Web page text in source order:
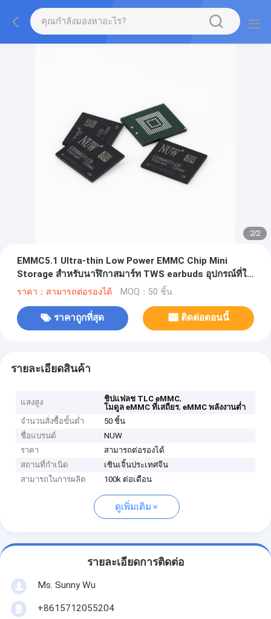
2/2
EMMC5.1 Ultra-thin Low Power EMMC Chip Mini
Storage สําหรับนาฬิกาสมาร์ท TWS earbuds อุปกรณ์ที่ใส่
ได้
ราคา：สามารถต่อรองได้ MOQ：50 ชิ้น
ราคาถูกที่สุด ติดต่อตอนนี้
รายละเอียดสินค้า
แสงสูง ชิปแฟลช TLC eMMC,
โมดูล eMMC ที่เสถียร,eMMC พลังงานต่ำ
จำนวนสั่งซื้อขั้นต่ำ
50 ชิ้น
ชื่อแบรนด์
NUW
ราคา
สามารถต่อรองได้
สถานที่กำเนิด
เซินเจิ้นประเทศจีน
สามารถในการผลิต
100k ต่อเดือน
ดูเพิ่มเติม
รายละเอียดการติดต่อ
Ms. Sunny Wu
+8615712055204